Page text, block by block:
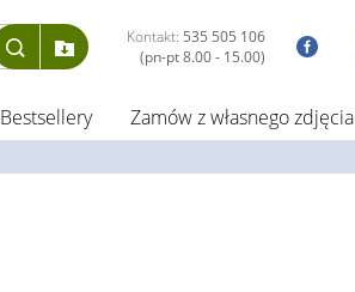
Kontakt: 535 505 106
(pn-pt 8.00 - 15.00)
Bestsellery Zamów z własnego zdjęcia